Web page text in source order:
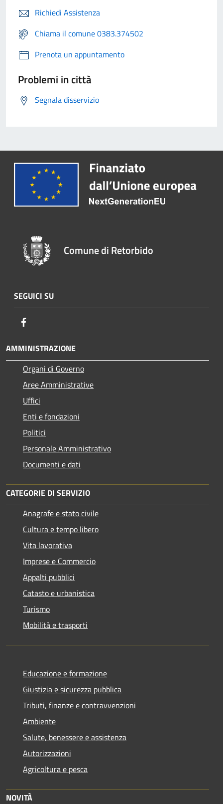
Richiedi Assistenza
Chiama il comune 0383.374502
Prenota un appuntamento
Problemi in città
Segnala disservizio
Comune di Retorbido
SEGUICI SU
AMMINISTRAZIONE
Organi di Governo
Aree Amministrative
Uffici
Enti e fondazioni
Politici
Personale Amministrativo
Documenti e dati
CATEGORIE DI SERVIZIO
Anagrafe e stato civile
Cultura e tempo libero
Vita lavorativa
Imprese e Commercio
Appalti pubblici
Catasto e urbanistica
Turismo
Mobilità e trasporti
Educazione e formazione
Giustizia e sicurezza pubblica
Tributi, finanze e contravvenzioni
Ambiente
Salute, benessere e assistenza
Autorizzazioni
Agricoltura e pesca
NOVITÀ